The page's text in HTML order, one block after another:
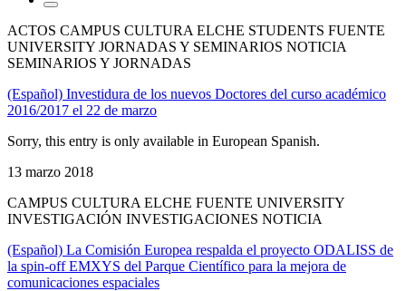
ACTOS CAMPUS CULTURA ELCHE STUDENTS FUENTE
UNIVERSITY JORNADAS Y SEMINARIOS NOTICIA
SEMINARIOS Y JORNADAS
(Español) Investidura de los nuevos Doctores del curso académico
2016/2017 el 22 de marzo
Sorry, this entry is only available in European Spanish.
13 marzo 2018
CAMPUS CULTURA ELCHE FUENTE UNIVERSITY
INVESTIGACIÓN INVESTIGACIONES NOTICIA
(Español) La Comisión Europea respalda el proyecto ODALISS de
la spin-off EMXYS del Parque Científico para la mejora de
comunicaciones espaciales